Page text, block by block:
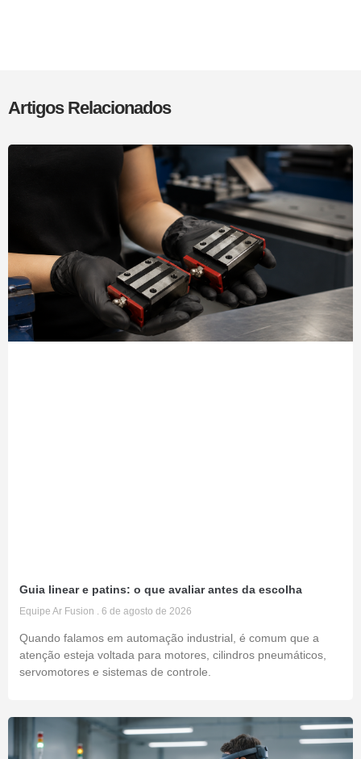
Artigos Relacionados
Guia linear e patins: o que avaliar antes da escolha
Equipe Ar Fusion 6 de agosto de 2026
Quando falamos em automação industrial, é comum que a
atenção esteja voltada para motores, cilindros pneumáticos,
servomotores e sistemas de controle.